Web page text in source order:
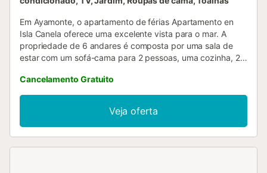
Em Ayamonte, o apartamento de férias Apartamento en
Isla Canela oferece uma excelente vista para o mar. A
propriedade de 6 andares é composta por uma sala de
estar com um sofá-cama para 2 pessoas, uma cozinha, 2
pessoas. As comodidades adicionais incluem Wi-Fi de alta
velocidade (adequado para chamadas de vídeo), uma
televisão, ar condicionado, bem como uma máquina de
lavar roupa. O edifício em que o alojamento está localizado
tem um elevador. Este aluguer de férias dispõe de um
Cancelamento Gratuito
Veja oferta